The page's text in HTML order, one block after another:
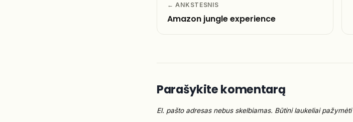
← ANKSTESNIS
Amazon jungle experience
Parašykite komentarą
El. pašto adresas nebus skelbiamas. Būtini laukeliai pažymėti